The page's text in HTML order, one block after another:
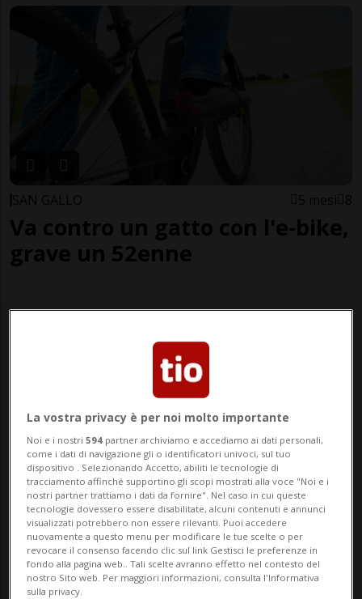
SAN GALLO 5 mesi 8
Va contro un gatto con l'e-bike,
grave un 52enne
LUGANO
Avete visto Aryo?
La vostra privacy è per noi molto importante
Noi e i nostri594 partner archiviamo e accediamo ai dati personali,
come i dati di navigazione gli o identificatori univoci, sul tuo
dispositivo . Selezionando Accetto, abiliti le tecnologie di
tracciamento affinché supportino gli scopi mostrati alla voce "Noi e i
nostri partner trattiamo i dati da fornire". Nel caso in cui queste
tecnologie dovessero essere disabilitate, alcuni contenuti e annunci
visualizzati potrebbero non essere rilevanti. Puoi accedere
nuovamente a questo menu per modificare le tue scelte o per
revocare il consenso facendo clic sul link Gestisci le preferenze in
fondo alla pagina web.. Tali scelte avranno effetto nel contesto del
nostro Sito web. Per maggiori informazioni, consulta l'Informativa
sulla privacy.